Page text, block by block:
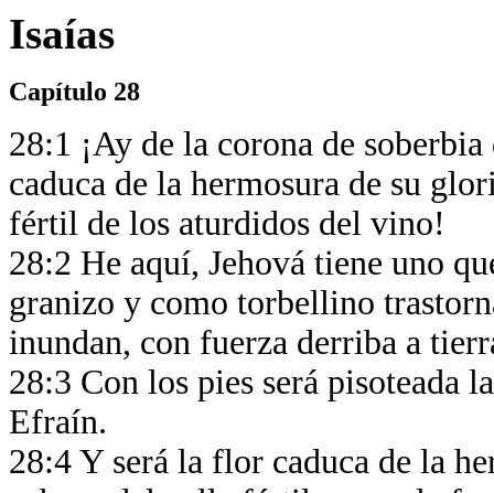
Isaías
Capítulo 28
28:1 ¡Ay de la corona de
caduca de la hermosura de su
fértil de los aturdidos del vino!
28:2 He aquí, Jehová tiene uno
granizo y como torbellino
inundan, con fuerza derriba a
28:3 Con los pies será pisoteada
Efraín.
28:4 Y será la flor caduca de la